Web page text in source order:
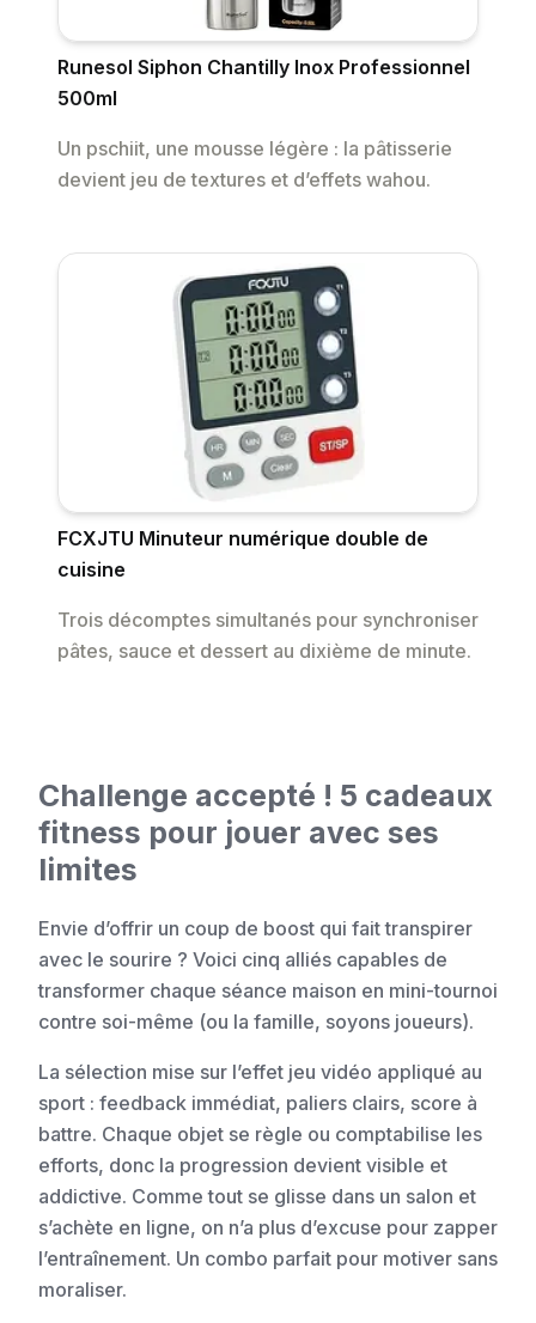
Runesol Siphon Chantilly Inox Professionnel
500ml
Un pschiit, une mousse légère : la pâtisserie
devient jeu de textures et d’effets wahou.
FCXJTU Minuteur numérique double de
cuisine
Trois décomptes simultanés pour synchroniser
pâtes, sauce et dessert au dixième de minute.
Challenge accepté ! 5 cadeaux
fitness pour jouer avec ses
limites
Envie d’offrir un coup de boost qui fait transpirer
avec le sourire ? Voici cinq alliés capables de
transformer chaque séance maison en mini-tournoi
contre soi-même (ou la famille, soyons joueurs).
La sélection mise sur l’effet jeu vidéo appliqué au
sport : feedback immédiat, paliers clairs, score à
battre. Chaque objet se règle ou comptabilise les
efforts, donc la progression devient visible et
addictive. Comme tout se glisse dans un salon et
s’achète en ligne, on n’a plus d’excuse pour zapper
l’entraînement. Un combo parfait pour motiver sans
moraliser.